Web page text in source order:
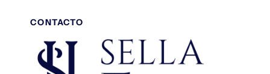
CONTACTO